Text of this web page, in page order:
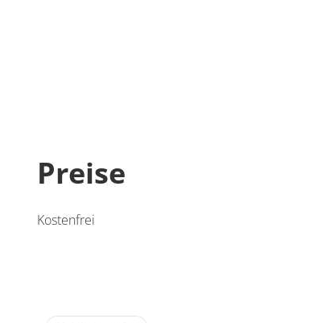
Preise
Kostenfrei